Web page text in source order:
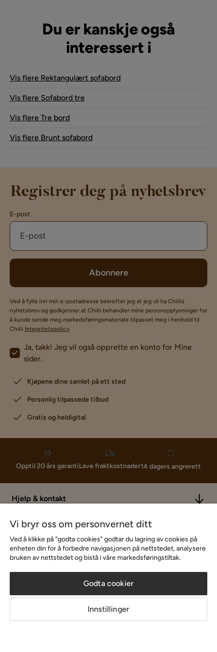
Du er kanskje også
interessert i
Vis flere Rektangulært sofabord
Vis flere Sofabord tre
Vis flere Tre bord
Vis flere Brunt sofabord
Registrer deg på nyhetsbrev
E-post
Abonnere
Ved å fylle inn min e-postadresse bekrefter jeg at jeg vil ha Chillis
nyhetsbrev og godkjenner at Chilli behandler mine personopplysninger for
å kunde sende meg markedsføringsmateriale tilpasset meg i henhold til
Chilli Integritetspolicy.
Ja, takk! Jeg vil også opprette en konto for Mine
sider.
Kjøpene dine samlet på ett sted
Personlig tilpassede tilbud
Gratis og heldigital
Opptil 20 års garantiLave fraktkostnader14 dagers angrerett
Hjelp & kontakt
Sortiment & tilbud
Inspirasjon
Om Chilli
Vi bryr oss om personvernet ditt
Ved å klikke på "godta cookies" godtar du lagring av cookies på
enheten din for å forbedre navigasjonen på nettstedet, analysere
bruken av nettstedet og bistå i våre markedsføringstiltak.
Godta cookier
Innstillinger